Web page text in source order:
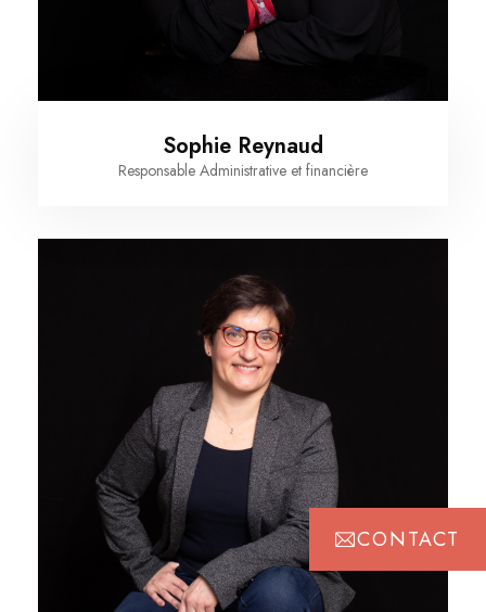
CONTACT
Sophie Reynaud
Responsable Administrative et financière